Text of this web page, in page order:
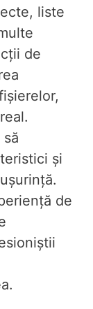
liste
de
și
de